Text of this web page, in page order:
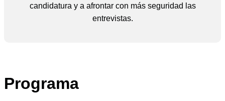
candidatura y a afrontar con más seguridad las
entrevistas.
Programa